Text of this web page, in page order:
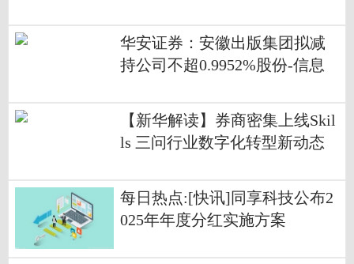
华安证券：安徽出版集团拟减
持公司不超0.9952%股份-信息
【新华解读】券商密集上线Skil
ls 三问行业数字化转型新动态
每日热点:[快讯]同享科技公布2
025年年度分红实施方案